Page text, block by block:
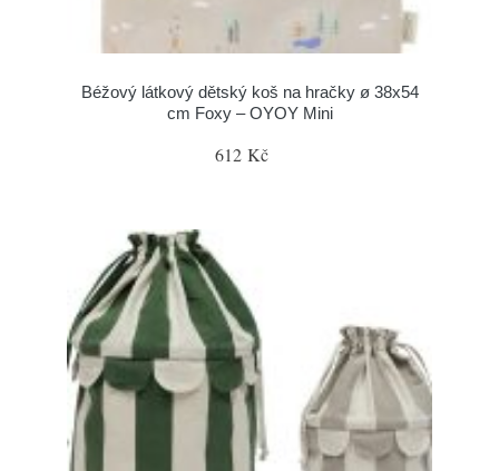
Béžový látkový dětský koš na hračky ø 38x54
cm Foxy – OYOY Mini
612 Kč